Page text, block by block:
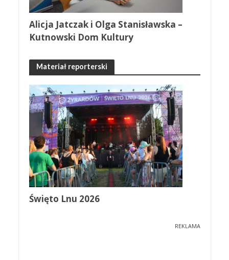
Alicja Jatczak i Olga Stanisławska –
Kutnowski Dom Kultury
Materiał reporterski
Święto Lnu 2026
REKLAMA